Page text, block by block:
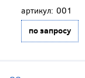
артикул: 001
по запросу